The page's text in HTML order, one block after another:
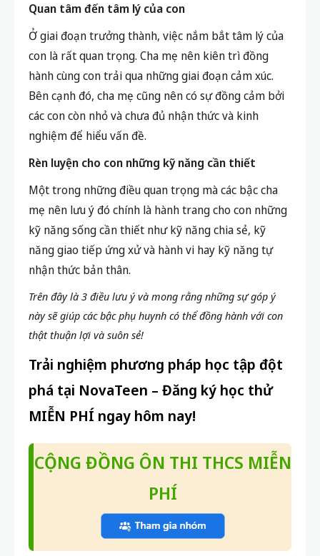
Quan tâm đến tâm lý của con
Ở giai đoạn trưởng thành, việc nắm bắt tâm lý của
con là rất quan trọng. Cha mẹ nên kiên trì đồng
hành cùng con trải qua những giai đoạn cảm xúc.
Bên cạnh đó, cha mẹ cũng nên có sự đồng cảm bởi
các con còn nhỏ và chưa đủ nhận thức và kinh
nghiệm để hiểu vấn đề.
Rèn luyện cho con những kỹ năng cần thiết
Một trong những điều quan trọng mà các bậc cha
mẹ nên lưu ý đó chính là hành trang cho con những
kỹ năng sống cần thiết như kỹ năng chia sẻ, kỹ
năng giao tiếp ứng xử và hành vi hay kỹ năng tự
nhận thức bản thân.
Trên đây là 3 điều lưu ý và mong rằng những sự góp ý
này sẽ giúp các bậc phụ huynh có thể đồng hành với con
thật thuận lợi và suôn sẻ!
Trải nghiệm phương pháp học tập đột
phá tại NovaTeen – Đăng ký học thử
MIỄN PHÍ ngay hôm nay!
CỘNG ĐỒNG ÔN THI THCS MIỄN
PHÍ